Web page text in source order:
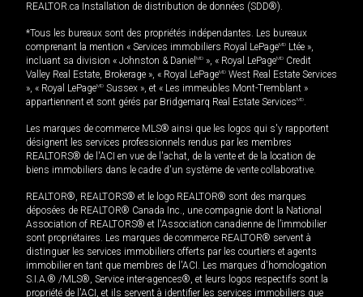
REALTOR.ca Installation de distribution de données (SDD®).
*Tous les bureaux sont des propriétés indépendantes. Les bureaux
comprenant la mention « Services immobiliers Royal LePageMD Ltée »,
incluant sa division « Johnston & Daniel MD », « Royal LePageMD Credit
Valley Real Estate, Brokerage », « Royal LePageMD West Real Estate Services
», « Royal LePageMD Sussex », et « Les immeubles Mont-Tremblant »
appartiennent et sont gérés par Bridgemarq Real Estate ServicesMD.
Les marques de commerce MLS® ainsi que les logos qui s'y rapportent
désignent les services professionnels rendus par les membres
REALTORS® de l'ACI en vue de l'achat, de la vente et de la location de
biens immobiliers dans le cadre d'un système de vente collaborative.
REALTOR®, REALTORS® et le logo REALTOR® sont des marques
déposées de REALTOR® Canada Inc., une compagnie dont la National
Association of REALTORS® et l'Association canadienne de l’immobilier
sont propriétaires. Les marques de commerce REALTOR® servent à
distinguer les services immobiliers offerts par les courtiers et agents
immobilier en tant que membres de l'ACI. Les marques d'homologation
S.I.A.® /MLS®, Service inter-agences®, et leurs logos respectifs sont la
propriété de l'ACI, et ils servent à identifier les services immobiliers que